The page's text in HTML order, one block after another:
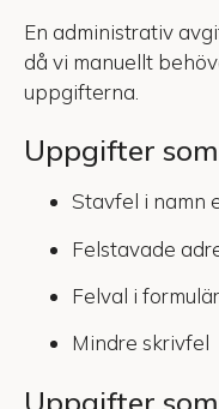
En administrativ
då vi manuellt
uppgifterna.
Uppgifter
Stavfel i namn
Felstavade
Felval i
Mindre skrivfel
Uppgifter